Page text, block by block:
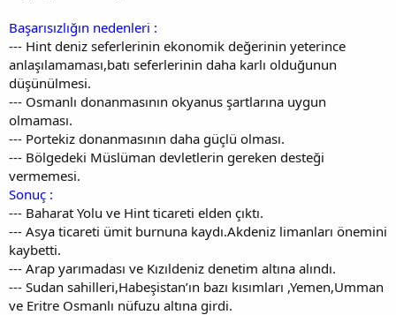
Başarısızlığın nedenleri :
--- Hint deniz seferlerinin ekonomik değerinin yeterince
anlaşılamaması,batı seferlerinin daha karlı olduğunun
düşünülmesi.
--- Osmanlı donanmasının okyanus şartlarına uygun
olmaması.
--- Portekiz donanmasının daha güçlü olması.
--- Bölgedeki Müslüman devletlerin gereken desteği
vermemesi.
Sonuç :
--- Baharat Yolu ve Hint ticareti elden çıktı.
--- Asya ticareti ümit burnuna kaydı.Akdeniz limanları önemini
kaybetti.
--- Arap yarımadası ve Kızıldeniz denetim altına alındı.
--- Sudan sahilleri,Habeşistan’ın bazı kısımları ,Yemen,Umman
ve Eritre Osmanlı nüfuzu altına girdi.